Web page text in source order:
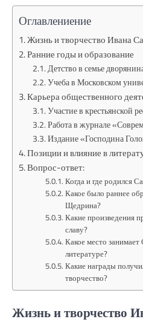
Оглавлениение
Жизнь и творчество Ивана
Ранние годы и образование
Детство в семье
Учеба в Московском
Карьера общественного
Участие в крестьянской
Работа в журнале
Издание «Господина
Позиции и влияние в
Вопрос-ответ:
Когда и где родился
Какое было раннее
Щедрина?
Какие произведения
славу?
Какое место
литературе?
Какие награды
творчество?
Жизнь и творчество